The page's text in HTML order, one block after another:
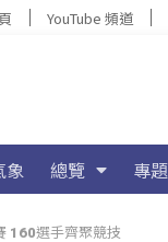
YouTube 頻道
象 總覽 專題
160選手齊聚競技